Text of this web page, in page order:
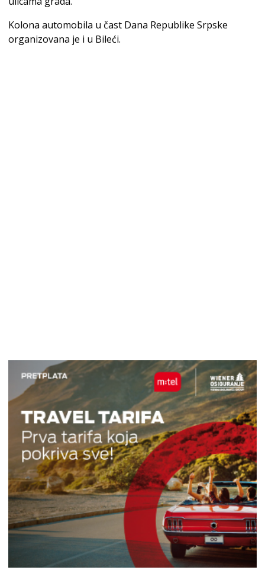
Kolona automobila u čast Dana Republike Srpske
organizovana je i u Bileći.